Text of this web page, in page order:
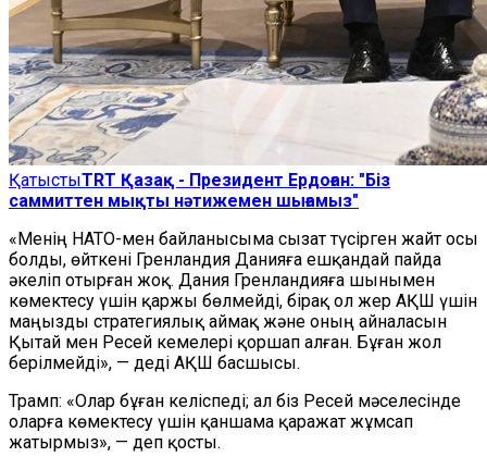
ҚатыстыTRT Қазақ - Президент Ердоған: "Біз
саммиттен мықты нәтижемен шығамыз"
«Менің НАТО-мен байланысыма сызат түсірген жайт осы
болды, өйткені Гренландия Данияға ешқандай пайда
әкеліп отырған жоқ. Дания Гренландияға шынымен
көмектесу үшін қаржы бөлмейді, бірақ ол жер АҚШ үшін
маңызды стратегиялық аймақ және оның айналасын
Қытай мен Ресей кемелері қоршап алған. Бұған жол
берілмейді», — деді АҚШ басшысы.
Трамп: «Олар бұған келіспеді; ал біз Ресей мәселесінде
оларға көмектесу үшін қаншама қаражат жұмсап
жатырмыз», — деп қосты.